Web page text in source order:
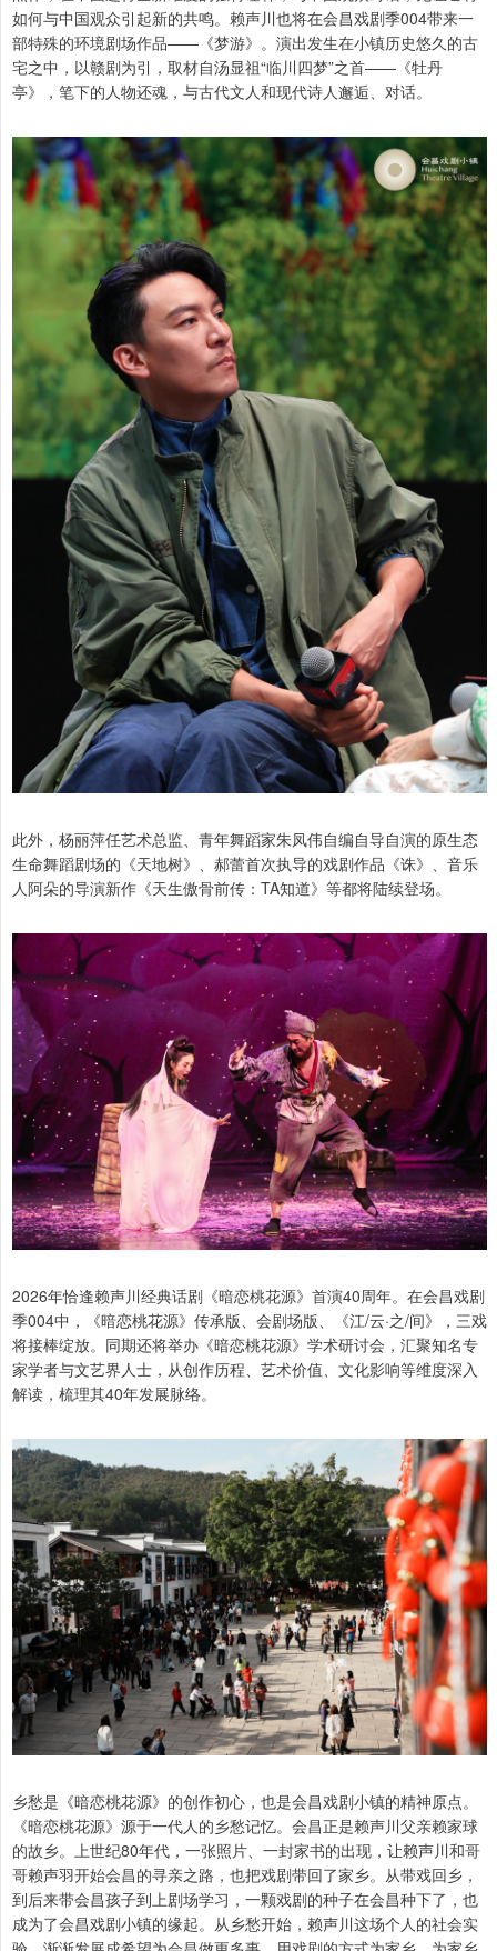
如何与中国观众引起新的共鸣。赖声川也将在会昌戏剧季004带来一
部特殊的环境剧场作品——《梦游》。演出发生在小镇历史悠久的古
宅之中，以赣剧为引，取材自汤显祖“临川四梦”之首——《牡丹
亭》，笔下的人物还魂，与古代文人和现代诗人邂逅、对话。
此外，杨丽萍任艺术总监、青年舞蹈家朱凤伟自编自导自演的原生态
生命舞蹈剧场的《天地树》、郝蕾首次执导的戏剧作品《诛》、音乐
人阿朵的导演新作《天生傲骨前传：TA知道》等都将陆续登场。
2026年恰逢赖声川经典话剧《暗恋桃花源》首演40周年。在会昌戏剧
季004中，《暗恋桃花源》传承版、会剧场版、《江/云·之/间》，三戏
将接棒绽放。同期还将举办《暗恋桃花源》学术研讨会，汇聚知名专
家学者与文艺界人士，从创作历程、艺术价值、文化影响等维度深入
解读，梳理其40年发展脉络。
乡愁是《暗恋桃花源》的创作初心，也是会昌戏剧小镇的精神原点。
《暗恋桃花源》源于一代人的乡愁记忆。会昌正是赖声川父亲赖家球
的故乡。上世纪80年代，一张照片、一封家书的出现，让赖声川和哥
哥赖声羽开始会昌的寻亲之路，也把戏剧带回了家乡。从带戏回乡，
到后来带会昌孩子到上剧场学习，一颗戏剧的种子在会昌种下了，也
成为了会昌戏剧小镇的缘起。从乡愁开始，赖声川这场个人的社会实